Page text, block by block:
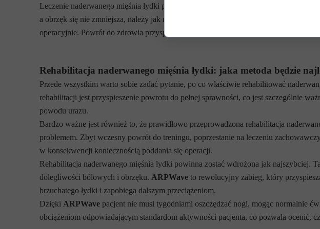
Leczenie naderwanego mięśnia łydki przebiega więc objawowo i zachowawczo.
a obrzęk się nie zmniejsza, należy jak najszybciej udać się na badanie USG lub
operacyjnie. Powrót do zdrowia przyspiesza natomiast rehabilitacja zerwanego
Rehabilitacja naderwanego mięśnia łydki: jaka metoda będzie
Przede wszystkim warto sobie zadać pytanie, po co właściwie rehabilitować
rehabilitacji jest przyspieszenie powrotu do pełnej sprawności, co jest szczególnie
powodu urazu.
Bardzo ważne jest również to, że prawidłowo przeprowadzona rehabilitacja
problemem. Zbyt wczesny powrót do treningu, poprzestanie na leczeniu
w konsekwencji koniecznością poddania się operacji.
Rehabilitacja naderwanego mięśnia łydki powinna zostać wdrożona jak najszybciej.
dolegliwości bólowych i obrzęku. ARPWave to rewolucyjny zabieg, który
brzuchatego łydki i zapobiega dalszym przeciążeniom.
Dzięki ARPWave pacjent nie musi tygodniami oszczędzać nogi, mogąc normalnie
obciążeniom odpowiadającym standardom aktywności pacjenta, co pozwala ocenić,